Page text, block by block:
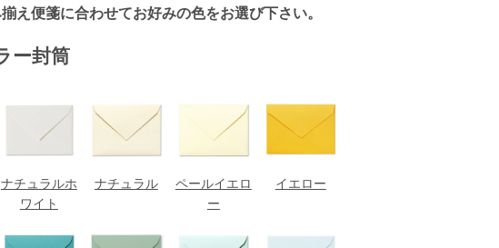
え便箋に合わせてお好みの色をお選び下さい。
ー封筒
ナチュラルホ
ワイト
ナチュラル
ペールイエロ
ー
イエロー